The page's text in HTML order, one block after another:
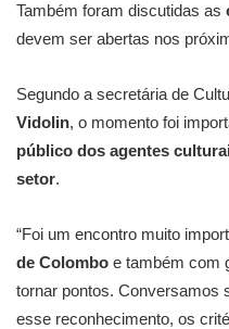
Também foram discutidas as
devem ser abertas nos
Segundo a secretária de
Vidolin, o momento foi
público dos agentes
setor.
“Foi um encontro muito
de Colombo e também com
tornar pontos. Conversamos
esse reconhecimento, os